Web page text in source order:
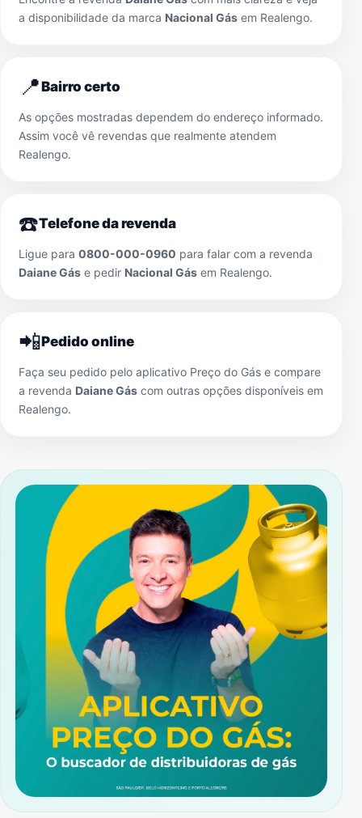
a disponibilidade da marca Nacional Gás em Realengo.
📍Bairro certo
As opções mostradas dependem do endereço informado.
Assim você vê revendas que realmente atendem
Realengo.
☎️Telefone da revenda
Ligue para 0800-000-0960 para falar com a revenda
Daiane Gás e pedir Nacional Gás em Realengo.
📲Pedido online
Faça seu pedido pelo aplicativo Preço do Gás e compare
a revenda Daiane Gás com outras opções disponíveis em
Realengo.